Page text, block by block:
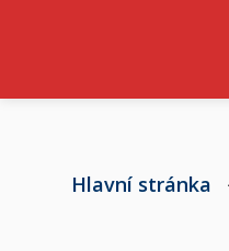
Hlavní stránka